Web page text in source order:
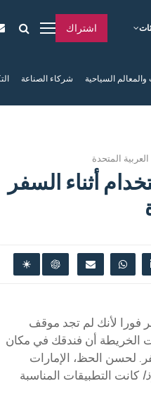
اشتراك
والمعالم السياحية شركاء الصناعة
المتحدة
أثناء السفر
فورا لأنك لم تجد موقف
الخريطة أن فندقك في مكان
لحسن الحظ، الإمارات
كانت التطبيقات المناسبة